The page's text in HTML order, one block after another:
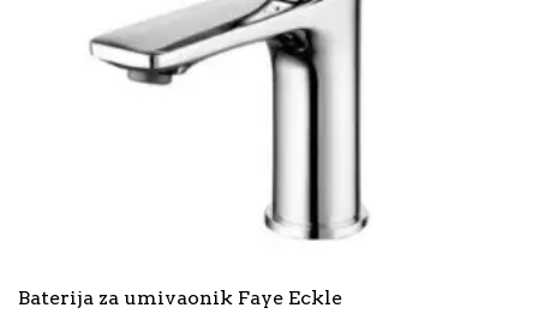
Baterija za umivaonik Faye Eckle